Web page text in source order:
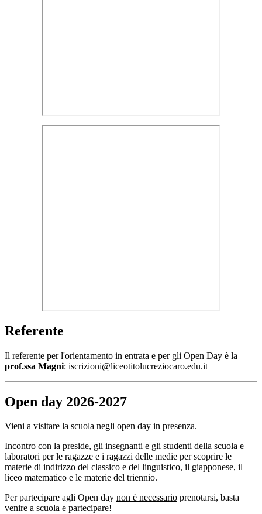
Referente
Il referente per l'orientamento in entrata e per gli Open Day è la
prof.ssa Magni: iscrizioni@liceotitolucreziocaro.edu.it
Open day 2026-2027
Vieni a visitare la scuola negli open day in presenza.
Incontro con la preside, gli insegnanti e gli studenti della scuola e
laboratori per le ragazze e i ragazzi delle medie per scoprire le
materie di indirizzo del classico e del linguistico, il giapponese, il
liceo matematico e le materie del triennio.
Per partecipare agli Open day non è necessario prenotarsi, basta
venire a scuola e partecipare!